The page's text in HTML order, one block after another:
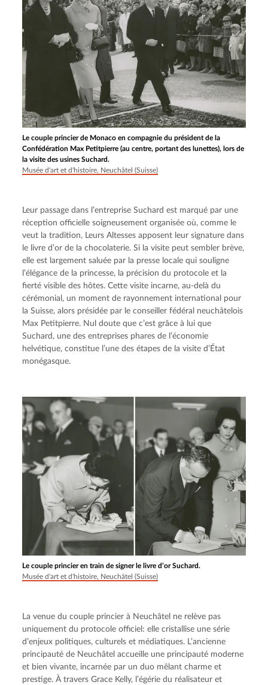
Le couple princier de Monaco en compagnie du président de la
Confédération Max Petitpierre (au centre, portant des lunettes), lors de
la visite des usines Suchard.
Musée d'art et d'histoire, Neuchâtel (Suisse)
Leur passage dans l’entreprise Suchard est marqué par une
réception officielle soigneusement organisée où, comme le
veut la tradition, Leurs Altesses apposent leur signature dans
le livre d’or de la chocolaterie. Si la visite peut sembler brève,
elle est largement saluée par la presse locale qui souligne
l’élégance de la princesse, la précision du protocole et la
fierté visible des hôtes. Cette visite incarne, au-delà du
cérémonial, un moment de rayonnement international pour
la Suisse, alors présidée par le conseiller fédéral neuchâtelois
Max Petitpierre. Nul doute que c’est grâce à lui que
Suchard, une des entreprises phares de l’économie
helvétique, constitue l’une des étapes de la visite d’État
monégasque.
Le couple princier en train de signer le livre d’or Suchard.
Musée d'art et d'histoire, Neuchâtel (Suisse)
La venue du couple princier à Neuchâtel ne relève pas
uniquement du protocole officiel: elle cristallise une série
d’enjeux politiques, culturels et médiatiques. L’ancienne
principauté de Neuchâtel accueille une principauté moderne
et bien vivante, incarnée par un duo mêlant charme et
prestige. À travers Grace Kelly, l’égérie du réalisateur et